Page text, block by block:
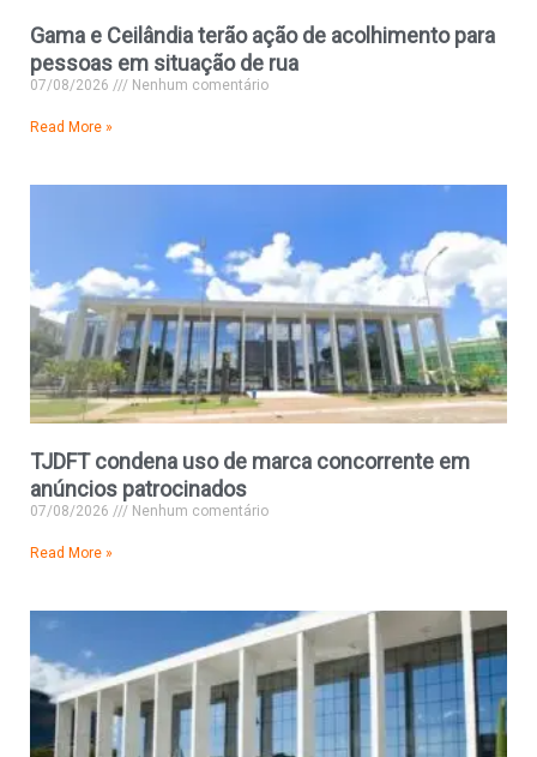
Gama e Ceilândia terão ação de acolhimento para
pessoas em situação de rua
07/08/2026 Nenhum comentário
Read More »
TJDFT condena uso de marca concorrente em
anúncios patrocinados
07/08/2026 Nenhum comentário
Read More »